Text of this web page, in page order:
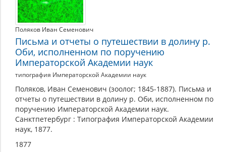
Поляков Иван Семенович
Письма и отчеты о путешествии в долину р.
Оби, исполненном по поручению
Императорской Академии наук
типография Императорской Академии наук
Поляков, Иван Семенович (зоолог; 1845-1887). Письма и
отчеты о путешествии в долину р. Оби, исполненном по
поручению Императорской Академии наук.
Санктпетербург : Типография Императорской Академии
наук, 1877.
1877